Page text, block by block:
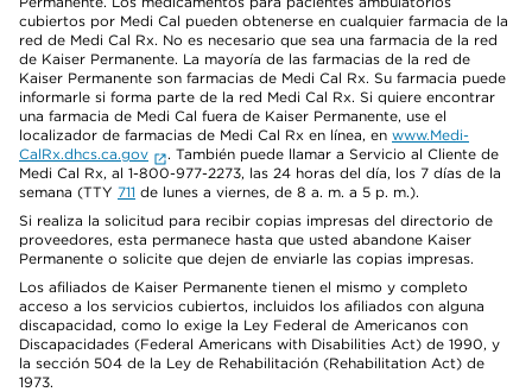
cubiertos por Medi Cal pueden obtenerse en cualquier farmacia de la
red de Medi Cal Rx. No es necesario que sea una farmacia de la red
de Kaiser Permanente. La mayoría de las farmacias de la red de
Kaiser Permanente son farmacias de Medi Cal Rx. Su farmacia puede
informarle si forma parte de la red Medi Cal Rx. Si quiere encontrar
una farmacia de Medi Cal fuera de Kaiser Permanente, use el
localizador de farmacias de Medi Cal Rx en línea, en www.Medi-
CalRx.dhcs.ca.gov
. También puede llamar a Servicio al Cliente de
Medi Cal Rx, al 1-800-977-2273, las 24 horas del día, los 7 días de la
semana (TTY 711 de lunes a viernes, de 8 a. m. a 5 p. m.).
Si realiza la solicitud para recibir copias impresas del directorio de
proveedores, esta permanece hasta que usted abandone Kaiser
Permanente o solicite que dejen de enviarle las copias impresas.
Los afiliados de Kaiser Permanente tienen el mismo y completo
acceso a los servicios cubiertos, incluidos los afiliados con alguna
discapacidad, como lo exige la Ley Federal de Americanos con
Discapacidades (Federal Americans with Disabilities Act) de 1990, y
la sección 504 de la Ley de Rehabilitación (Rehabilitation Act) de
1973.